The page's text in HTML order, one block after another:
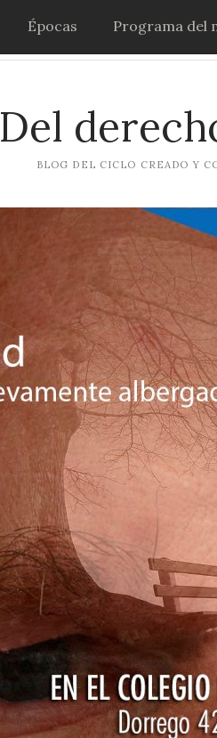
Épocas Programa del
Del
BLOG DEL CICLO CREADO Y